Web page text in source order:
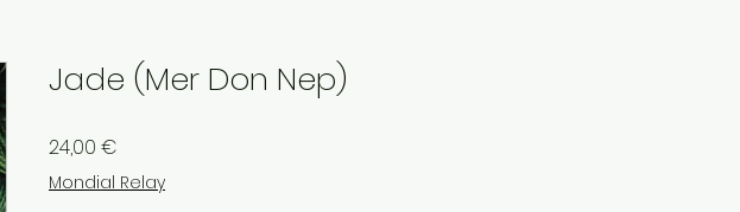
Jade (Mer Don Nep)
24,00 €
Mondial Relay